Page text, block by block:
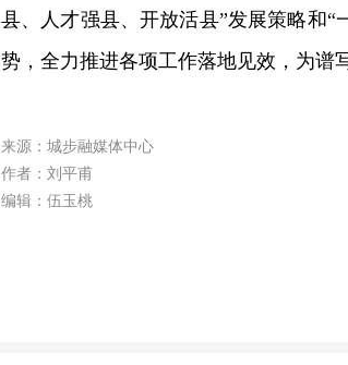
县、人才强县、开放活县”发展策略和
势，全力推进各项工作落地见效，为谱
来源：城步融媒体中心
作者：刘平甫
编辑：伍玉桃